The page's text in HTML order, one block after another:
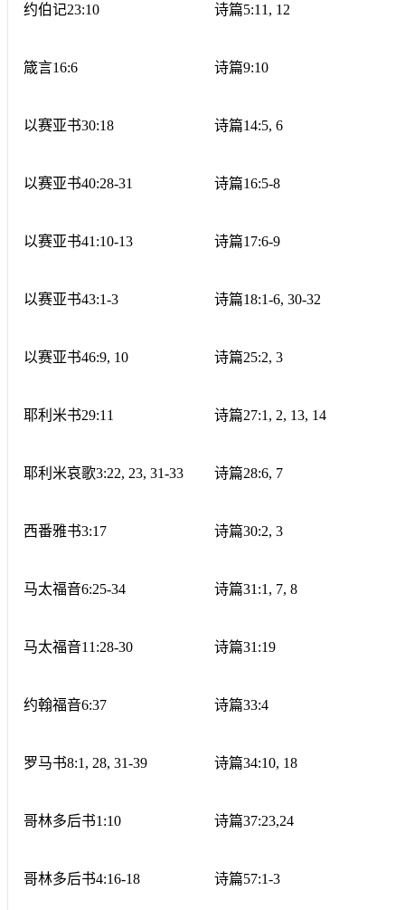
约伯记23:10
箴言16:6
以赛亚书30:18
以赛亚书40:28-31
以赛亚书41:10-13
以赛亚书43:1-3
以赛亚书46:9, 10
耶利米书29:11
耶利米哀歌3:22, 23, 31-33
西番雅书3:17
马太福音6:25-34
马太福音11:28-30
约翰福音6:37
罗马书8:1, 28, 31-39
哥林多后书1:10
哥林多后书4:16-18
诗篇5:11, 12
诗篇9:10
诗篇14:5, 6
诗篇16:5-8
诗篇17:6-9
诗篇18:1-6, 30-32
诗篇25:2, 3
诗篇27:1, 2, 13, 14
诗篇28:6, 7
诗篇30:2, 3
诗篇31:1, 7, 8
诗篇31:19
诗篇33:4
诗篇34:10, 18
诗篇37:23,24
诗篇57:1-3